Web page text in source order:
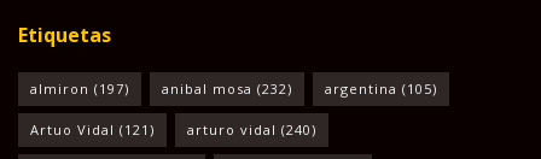
Etiquetas
almiron (197) anibal mosa (232) argentina (105)
Artuo Vidal (121) arturo vidal (240)